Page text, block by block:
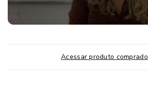
para gravar no seu computador
conteúdo:
✅Ficha de Procedimento e Consulta
Acessar produto comprado